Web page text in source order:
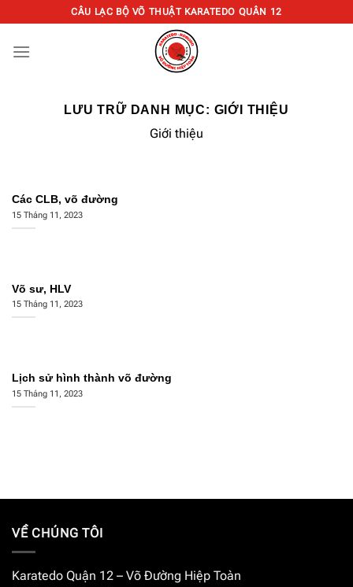
đến
nội
CÂU LẠC BỘ VÕ THUẬT KARATEDO QUÂN 12
LƯU TRỮ DANH MỤC: GIỚI THIỆU
Giới thiệu
Các CLB, võ đường
15 Tháng 11, 2023
Võ sư, HLV
15 Tháng 11, 2023
Lịch sử hình thành võ đường
15 Tháng 11, 2023
VỀ CHÚNG TÔI
Karatedo Quận 12 – Võ Đường Hiệp Toàn